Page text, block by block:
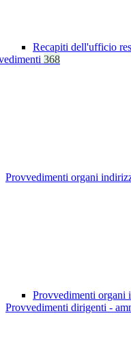
Recapiti dell'ufficio
368
Provvedimenti organi
Provvedimenti organi
Provvedimenti dirigenti -